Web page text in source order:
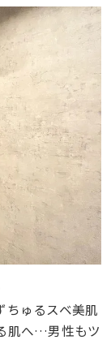
ちゅるスベ美肌
肌へ…男性もツ